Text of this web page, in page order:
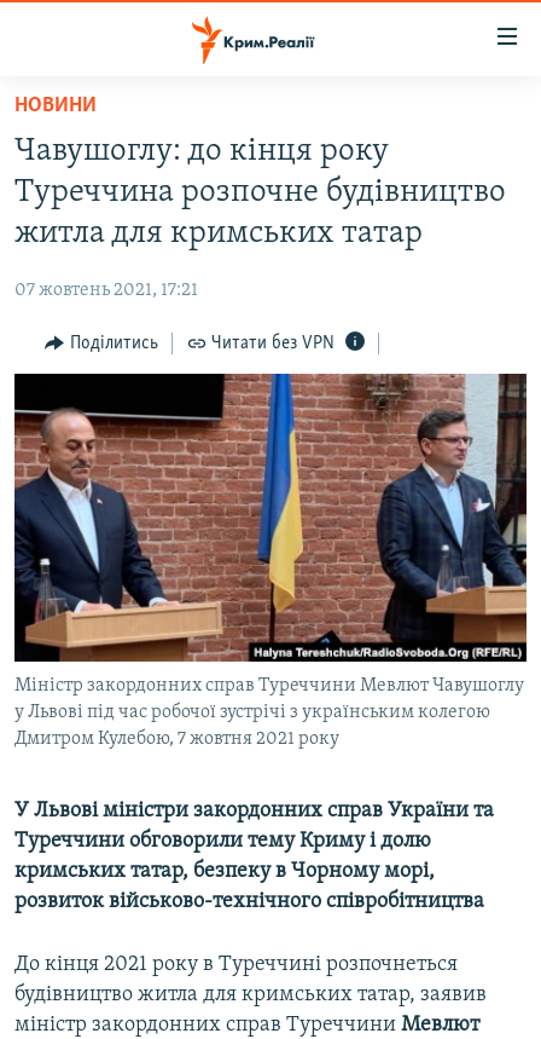
Перейти
основного
матеріалу
Перейти
до
основної
Перейти
до
ВОДА.КРИМ
ВІДЕО ТА ФОТО
БЛОГИ
ПОГЛЯД
ВСЕ ЗА ДЕНЬ
СПЕЦПРОЕКТИ
ДЕПОРТАЦІЯ
ВІДЕОУРОКИ «ELIFBE»
СВІДЧЕННЯ ОКУПАЦІЇ
УКРАЇНСЬКА ПРОБЛЕМА КРИМУ
ІНФОГРАФІКА
ЯК ОБІЙТИ БЛОКУВАННЯ
Русский
Qırımtatar
ДОЛУЧАЙСЯ!
Усі сайти RFE/RL
НОВИНИ
Чавушоглу: до кінця року
Туреччина розпочне будівництво
житла для кримських татар
07 жовтень 2021, 17:21
Поділитись Читати без VPN
Міністр закордонних справ Туреччини Мевлют Чавушоглу
у Львові під час робочої зустрічі з українським колегою
Дмитром Кулебою, 7 жовтня 2021 року
У Львові міністри закордонних справ України та
Туреччини обговорили тему Криму і долю
кримських татар, безпеку в Чорному морі,
розвиток військово-технічного співробітництва
До кінця 2021 року в Туреччині розпочнеться
будівництво житла для кримських татар, заявив
міністр закордонних справ Туреччини Мевлют